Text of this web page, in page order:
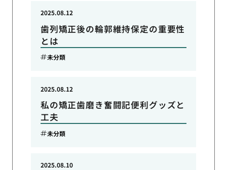
歯列矯正後の輪郭維持保定の重要性
とは
2025.08.12
未分類
私の矯正歯磨き奮闘記便利グッズと
工夫
2025.08.12
未分類
2025.08.10